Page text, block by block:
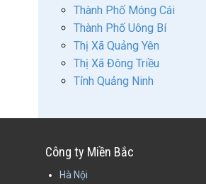
Thành Phố Móng Cái
Thành Phố Uông Bí
Thị Xã Quảng Yên
Thị Xã Đông Triều
Tỉnh Quảng Ninh
Công ty Miền Bắc
Hà Nội